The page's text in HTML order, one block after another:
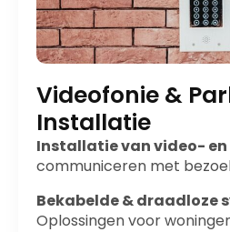
Videofonie &
Installatie
Installatie van video-
communiceren met
Bekabelde & draadloze
Oplossingen voor